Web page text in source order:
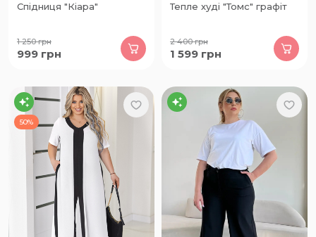
Спідниця "Кіара"
1 250грн
999 грн
Тепле худі "Томс" графіт
2 400грн
1 599 грн
50%